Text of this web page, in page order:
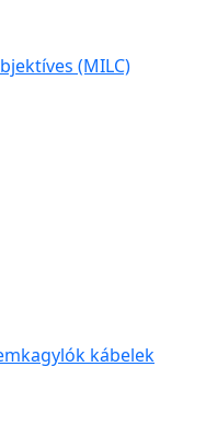
(MILC)
kábelek